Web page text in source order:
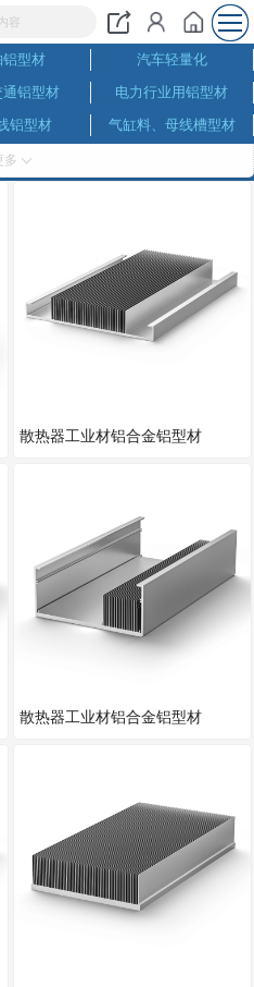
容
铝型材
汽车轻量化
铝型材
电力行业用铝型材
铝型材
气缸料、母线槽型材
设备铝型材
电机外壳铝型材
模组铝型材
示铝型材
角铝、角码
顶、百叶
多
散热器工业材铝合金铝型材
散热器工业材铝合金铝型材